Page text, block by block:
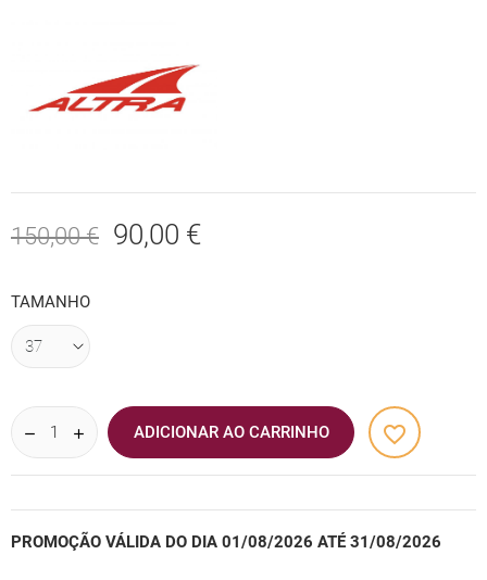
150,00 € 90,00 €
TAMANHO
ADICIONAR AO CARRINHO favorite_border
PROMOÇÃO VÁLIDA DO DIA 01/08/2026 ATÉ 31/08/2026